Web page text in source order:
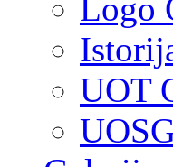
Logo
UOT